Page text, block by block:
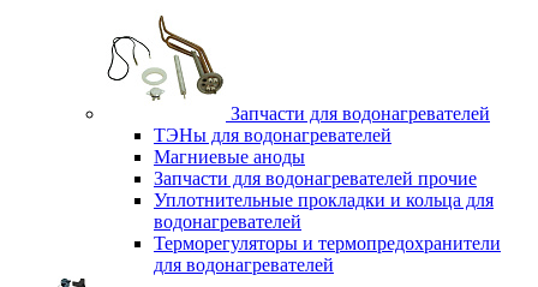
Запчасти для водонагревателей
ТЭНы для водонагревателей
Магниевые аноды
Запчасти для водонагревателей прочие
Уплотнительные прокладки и кольца для
водонагревателей
Терморегуляторы и термопредохранители
для водонагревателей